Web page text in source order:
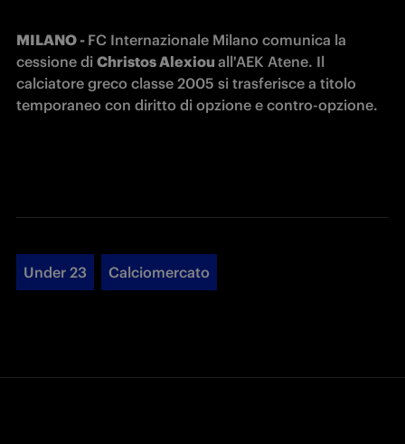
MILANO - FC Internazionale Milano comunica la
cessione di Christos Alexiou all'AEK Atene. Il
calciatore greco classe 2005 si trasferisce a titolo
temporaneo con diritto di opzione e contro-opzione.
Under 23 Calciomercato